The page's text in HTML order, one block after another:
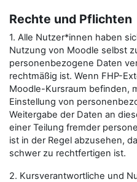
Rechte und Pflichten
1. Alle Nutzer*innen haben
Nutzung von Moodle selbst
personenbezogene Daten
rechtmäßig ist. Wenn FHP-
Moodle-Kursraum befinden,
Einstellung von
Weitergabe der Daten an
einer Teilung fremder
ist in der Regel abzusehen,
schwer zu rechtfertigen ist.
2. Kursverantwortliche und